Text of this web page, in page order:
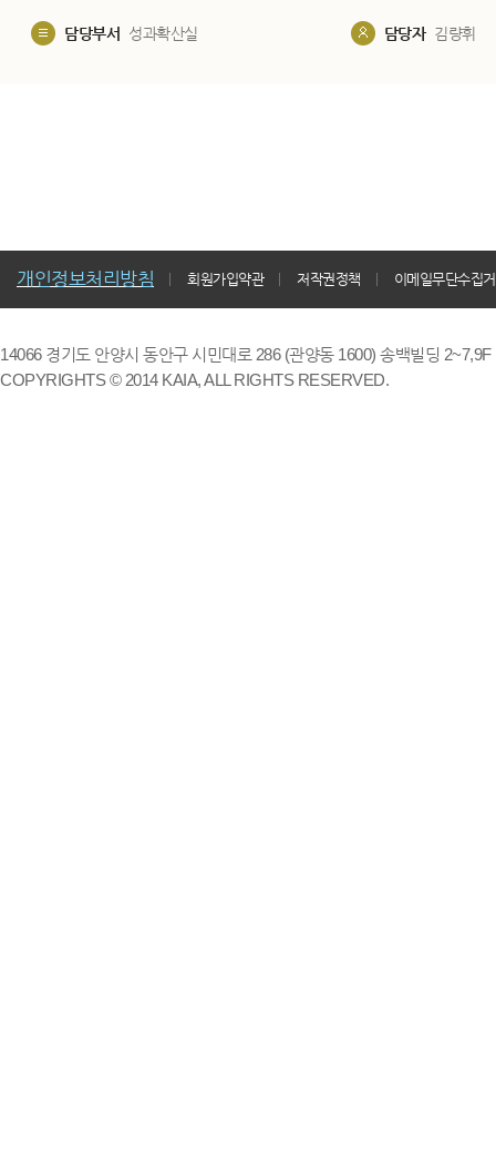
담당부서 성과확산실 담당자 김량휘
개인정보처리방침 회원가입약관 저작권정책 이메일무단수집
14066 경기도 안양시 동안구 시민대로 286 (관양동 1600) 송백빌딩
COPYRIGHTS © 2014 KAIA, ALL RIGHTS RESERVED.